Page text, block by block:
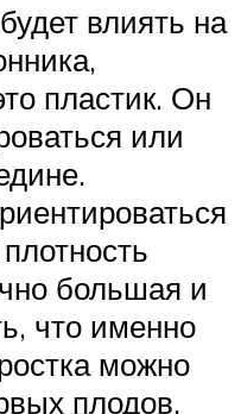
влиять на
пластик. Он
или
большая и
что именно
можно
плодов.